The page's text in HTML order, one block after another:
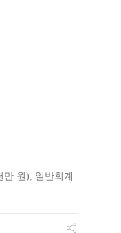
원), 일반회계